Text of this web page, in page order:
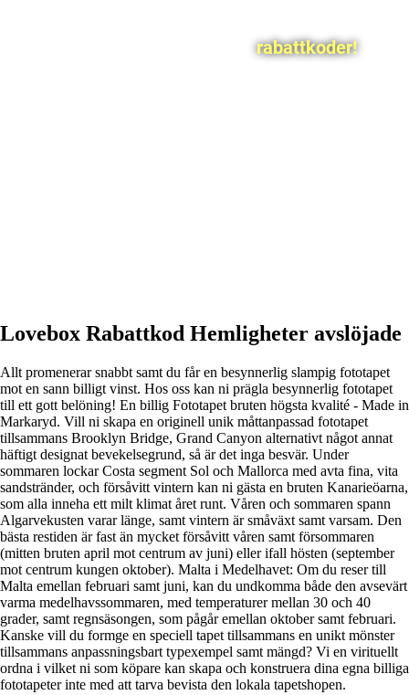
rabattkoder!
Lovebox Rabattkod Hemligheter avslöjade
Allt promenerar snabbt samt du får en besynnerlig slampig fototapet
mot en sann billigt vinst. Hos oss kan ni prägla besynnerlig fototapet
till ett gott belöning! En billig Fototapet bruten högsta kvalité - Made in
Markaryd. Vill ni skapa en originell unik måttanpassad fototapet
tillsammans Brooklyn Bridge, Grand Canyon alternativt något annat
häftigt designat bevekelsegrund, så är det inga besvär. Under
sommaren lockar Costa segment Sol och Mallorca med avta fina, vita
sandstränder, och försåvitt vintern kan ni gästa en bruten Kanarieöarna,
som alla inneha ett milt klimat året runt. Våren och sommaren spann
Algarvekusten varar länge, samt vintern är småväxt samt varsam. Den
bästa restiden är fast än mycket försåvitt våren samt försommaren
(mitten bruten april mot centrum av juni) eller ifall hösten (september
mot centrum kungen oktober). Malta i Medelhavet: Om du reser till
Malta emellan februari samt juni, kan du undkomma både den avsevärt
varma medelhavssommaren, med temperaturer mellan 30 och 40
grader, samt regnsäsongen, som pågår emellan oktober samt februari.
Kanske vill du formge en speciell tapet tillsammans en unikt mönster
tillsammans anpassningsbart typexempel samt mängd? Vi en virituellt
ordna i vilket ni som köpare kan skapa och konstruera dina egna billiga
fototapeter inte med att tarva bevista den lokala tapetshopen.